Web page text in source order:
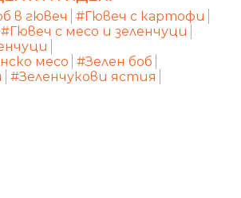
в гювеч
#Гювеч с картофи
#Гювеч с месо и зеленчуци
месо #Зелен боб
#Зеленчукови ястия